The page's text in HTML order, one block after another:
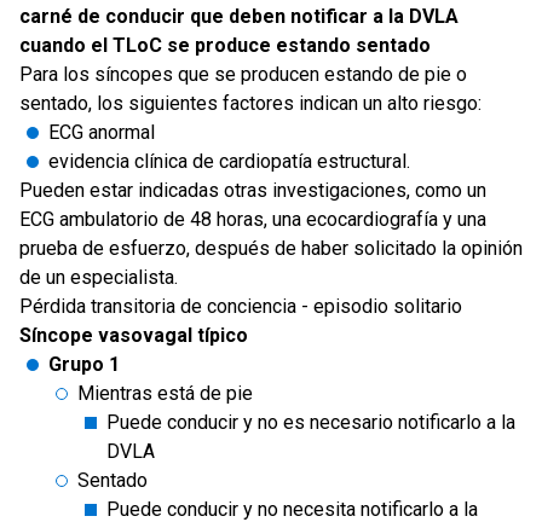
carné de conducir que deben notificar a la DVLA
cuando el TLoC se produce estando sentado
Para los síncopes que se producen estando de pie o
sentado, los siguientes factores indican un alto riesgo:
ECG anormal
evidencia clínica de cardiopatía estructural.
Pueden estar indicadas otras investigaciones, como un
ECG ambulatorio de 48 horas, una ecocardiografía y una
prueba de esfuerzo, después de haber solicitado la opinión
de un especialista.
Pérdida transitoria de conciencia - episodio solitario
Síncope vasovagal típico
Grupo 1
Mientras está de pie
Puede conducir y no es necesario notificarlo a la
DVLA
Sentado
Puede conducir y no necesita notificarlo a la